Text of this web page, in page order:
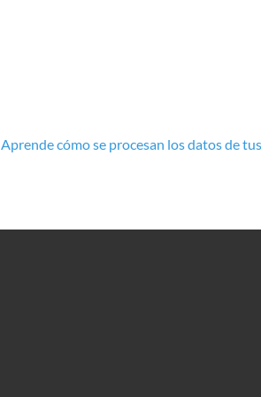
Aprende cómo se procesan los datos de